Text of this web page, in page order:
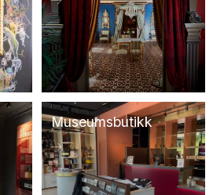
Museumsbutikk